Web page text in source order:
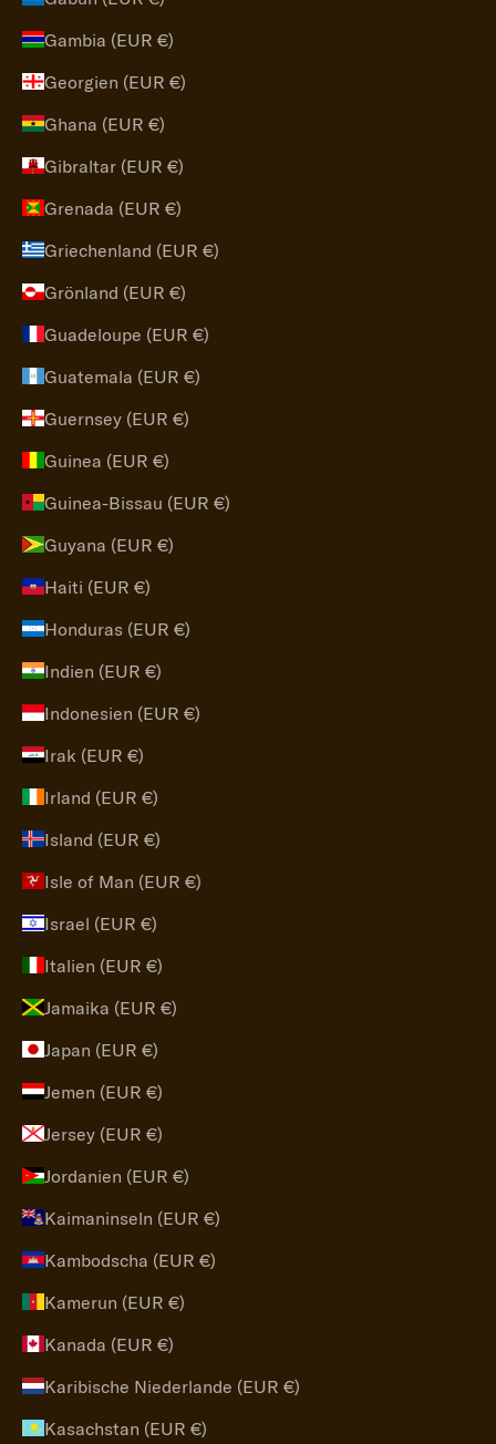
Gambia (EUR €)
Georgien (EUR €)
Ghana (EUR €)
Gibraltar (EUR €)
Grenada (EUR €)
Griechenland (EUR €)
Grönland (EUR €)
Guadeloupe (EUR €)
Guatemala (EUR €)
Guernsey (EUR €)
Guinea (EUR €)
Guinea-Bissau (EUR €)
Guyana (EUR €)
Haiti (EUR €)
Honduras (EUR €)
Indien (EUR €)
Indonesien (EUR €)
Irak (EUR €)
Irland (EUR €)
Island (EUR €)
Isle of Man (EUR €)
Israel (EUR €)
Italien (EUR €)
Jamaika (EUR €)
Japan (EUR €)
Jemen (EUR €)
Jersey (EUR €)
Jordanien (EUR €)
Kaimaninseln (EUR €)
Kambodscha (EUR €)
Kamerun (EUR €)
Kanada (EUR €)
Karibische Niederlande (EUR €)
Kasachstan (EUR €)